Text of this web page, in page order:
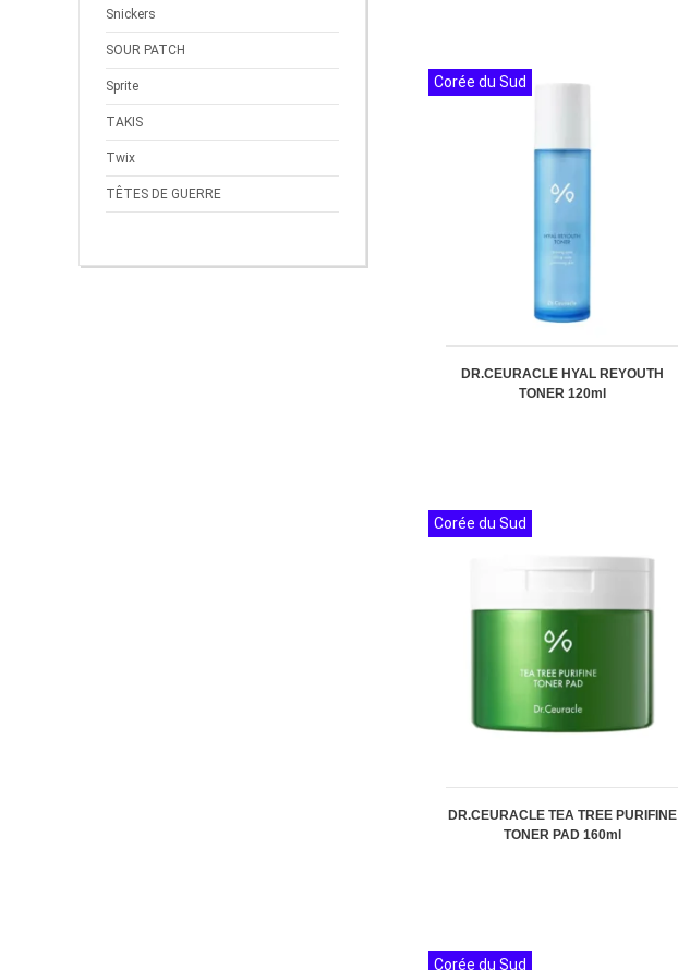
Snickers
SOUR PATCH
Sprite
TAKIS
Twix
TÊTES DE GUERRE
DR.CEURACLE HYAL REYOUTH
TONER 120ml
Corée du Sud
DR.CEURACLE TEA TREE PURIFINE
TONER PAD 160ml
Corée du Sud
Corée du Sud